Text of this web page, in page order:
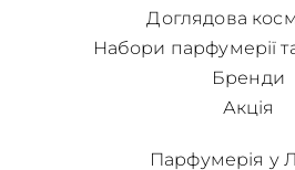
Доглядова
Набори парфумерії
Бренди
Акція
Парфумерія у